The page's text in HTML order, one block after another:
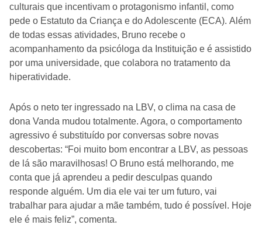
culturais que incentivam o protagonismo infantil, como
pede o Estatuto da Criança e do Adolescente (ECA). Além
de todas essas atividades, Bruno recebe o
acompanhamento da psicóloga da Instituição e é assistido
por uma universidade, que colabora no tratamento da
hiperatividade.
Após o neto ter ingressado na LBV, o clima na casa de
dona Vanda mudou totalmente. Agora, o comportamento
agressivo é substituído por conversas sobre novas
descobertas: “Foi muito bom encontrar a LBV, as pessoas
de lá são maravilhosas! O Bruno está melhorando, me
conta que já aprendeu a pedir desculpas quando
responde alguém. Um dia ele vai ter um futuro, vai
trabalhar para ajudar a mãe também, tudo é possível. Hoje
ele é mais feliz”, comenta.